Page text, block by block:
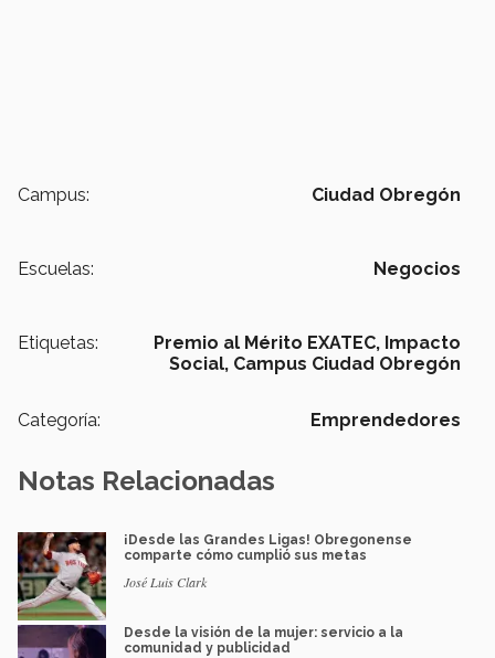
Campus: Ciudad Obregón
Escuelas: Negocios
Etiquetas: Premio al Mérito EXATEC, Impacto
Social, Campus Ciudad Obregón
Categoría: Emprendedores
Notas Relacionadas
¡Desde las Grandes Ligas! Obregonense
comparte cómo cumplió sus metas
José Luis Clark
Desde la visión de la mujer: servicio a la
comunidad y publicidad